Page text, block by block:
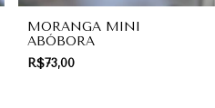
MORANGA MINI
ABÓBORA
R$73,00